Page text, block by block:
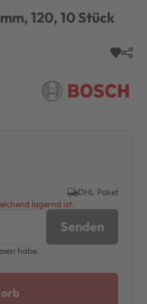
120, 10 Stück
DHL Paket
lagernd ist.
Senden
habe.